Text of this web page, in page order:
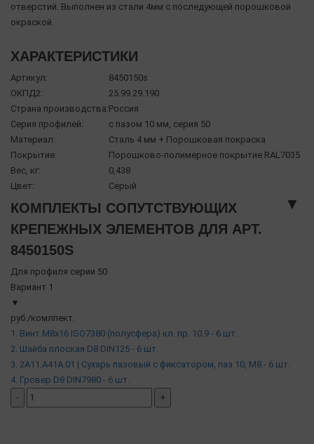
отверстий. Выполнен из стали 4мм с последующей порошковой
окраской.
ХАРАКТЕРИСТИКИ
Артикул:
8450150s
ОКПД2:
25.99.29.190
Страна производства:Россия
Серия профилей:
с пазом 10 мм, серия 50
Материал:
Сталь 4 мм + Порошковая покраска
Покрытие:
Порошково-полимерное покрытие RAL7035
Вес, кг:
0,438
Цвет:
Серый
КОМПЛЕКТЫ СОПУТСТВУЮЩИХ
КРЕПЕЖНЫХ ЭЛЕМЕНТОВ ДЛЯ АРТ.
8450150S
▼
Для профиля серии 50
Вариант 1
▼
руб./комлпект.
1. Винт М8х16 ISO7380 (полусфера) кл. пр. 10.9 - 6 шт.
2. Шайба плоская D8 DIN125 - 6 шт.
3. 2A11.A41A.01 | Сухарь пазовый c фиксатором, паз 10, М8 - 6 шт.
4. Гровер D8 DIN7980 - 6 шт.
-
+